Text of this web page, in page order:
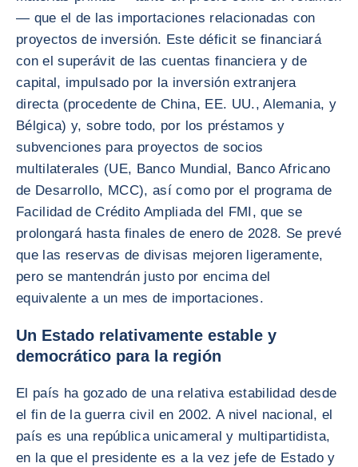
— que el de las importaciones relacionadas con
proyectos de inversión. Este déficit se financiará
con el superávit de las cuentas financiera y de
capital, impulsado por la inversión extranjera
directa (procedente de China, EE. UU., Alemania, y
Bélgica) y, sobre todo, por los préstamos y
subvenciones para proyectos de socios
multilaterales (UE, Banco Mundial, Banco Africano
de Desarrollo, MCC), así como por el programa de
Facilidad de Crédito Ampliada del FMI, que se
prolongará hasta finales de enero de 2028. Se prevé
que las reservas de divisas mejoren ligeramente,
pero se mantendrán justo por encima del
equivalente a un mes de importaciones.
Un Estado relativamente estable y
democrático para la región
El país ha gozado de una relativa estabilidad desde
el fin de la guerra civil en 2002. A nivel nacional, el
país es una república unicameral y multipartidista,
en la que el presidente es a la vez jefe de Estado y